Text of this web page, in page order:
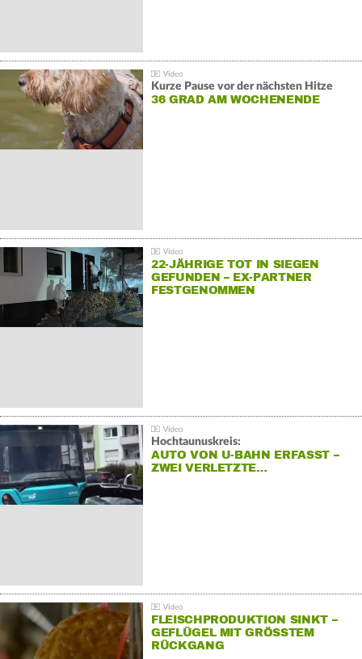
Kurze Pause vor der nächsten Hitze
36 GRAD AM WOCHENENDE
22-JÄHRIGE TOT IN SIEGEN
GEFUNDEN – EX-PARTNER
FESTGENOMMEN
Hochtaunuskreis:
AUTO VON U-BAHN ERFASST –
ZWEI VERLETZTE…
FLEISCHPRODUKTION SINKT –
GEFLÜGEL MIT GRÖSSTEM R
ÜCKGANG